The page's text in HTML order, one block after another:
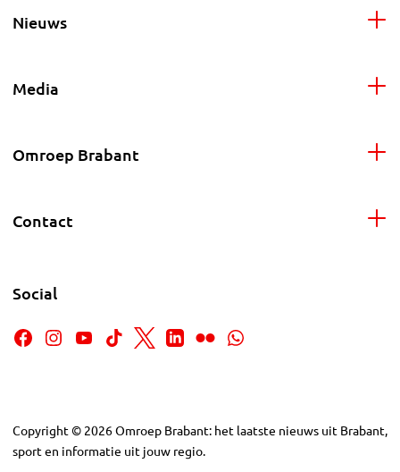
Nieuws
Media
Omroep Brabant
Contact
Social
Copyright © 2026Omroep Brabant: het laatste nieuws uit Brabant,
sport en informatie uit jouw regio.